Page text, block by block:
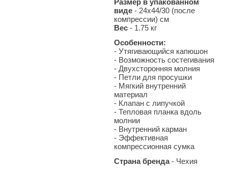
виде - 24x44/30 (после
компрессии) см
Вес - 1.75 кг
Особенности:
- Утягивающийся капюшон
- Возможность состегивания
- Двухсторонняя молния
- Петли для просушки
- Мягкий внутренний
материал
- Клапан с липучкой
- Тепловая планка вдоль
молнии
- Внутренний карман
- Эффективная
компрессионная сумка
Страна бренда- Чехия